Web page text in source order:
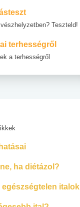
Teszteld!
terhességről
a terhességről
ha diétázol?
egészségtelen italok